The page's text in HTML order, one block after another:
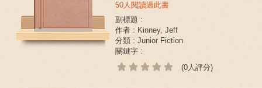
50人閱讀過此書
副標題 :
作者 : Kinney, Jeff
分類 : Junior Fiction
關鍵字 :
(0人評分)